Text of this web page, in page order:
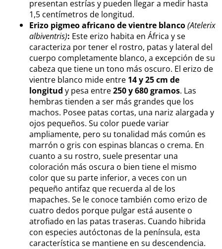
presentan estrías y pueden llegar a medir hasta
1,5 centímetros de longitud.
Erizo pigmeo africano de vientre blanco(Atelerix
albiventris): Este erizo habita en África y se
caracteriza por tener el rostro, patas y lateral del
cuerpo completamente blanco, a excepción de su
cabeza que tiene un tono más oscuro. El erizo de
vientre blanco mide entre 14 y 25 cm de
longitud y pesa entre250 y 680 gramos. Las
hembras tienden a ser más grandes que los
machos. Posee patas cortas, una nariz alargada y
ojos pequeños. Su color puede variar
ampliamente, pero su tonalidad más común es
marrón o gris con espinas blancas o crema. En
cuanto a su rostro, suele presentar una
coloración más oscura o bien tiene el mismo
color que su parte inferior, a veces con un
pequeño antifaz que recuerda al de los
mapaches. Se le conoce también como erizo de
cuatro dedos porque pulgar está ausente o
atrofiado en las patas traseras. Cuando hibrida
con especies autóctonas de la península, esta
característica se mantiene en su descendencia.